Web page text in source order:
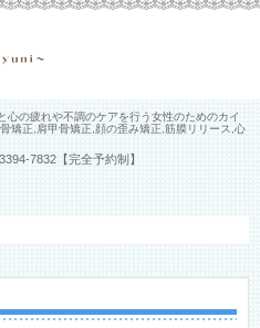
心の疲れや不調のケアを行う女性のためのカイ
矯正,肩甲骨矯正,顔の歪み矯正,筋膜リリース,心
7832 【完全予約制】